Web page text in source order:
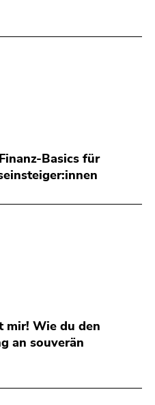
Basics für
mir! Wie du den
an souverän